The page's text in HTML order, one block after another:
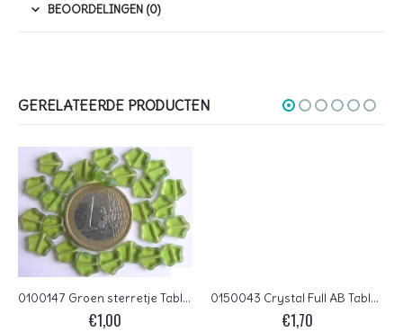
BEOORDELINGEN (0)
GERELATEERDE PRODUCTEN
0100147 Groen sterretje Table cut
€1,00
0150043 Crystal Full AB Table Cut Peace Bead. 4 Pc.
€1,70